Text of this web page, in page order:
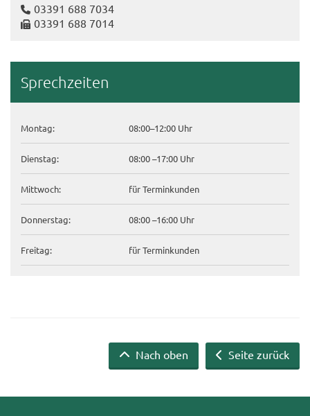
03391 688 7034
03391 688 7014
Sprech­zei­ten
Mon­tag: 08:00–12:00 Uhr
Diens­tag: 08:00 –17:00 Uhr
Mitt­woch: für Ter­min­kun­den
Don­ners­tag: 08:00 –16:00 Uhr
Frei­tag: für Ter­min­kun­den
Seite zurück
Nach oben